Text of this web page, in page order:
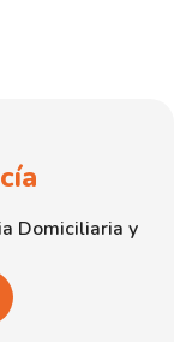
Domiciliaria y